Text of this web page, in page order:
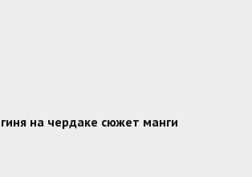
на чердаке сюжет манги